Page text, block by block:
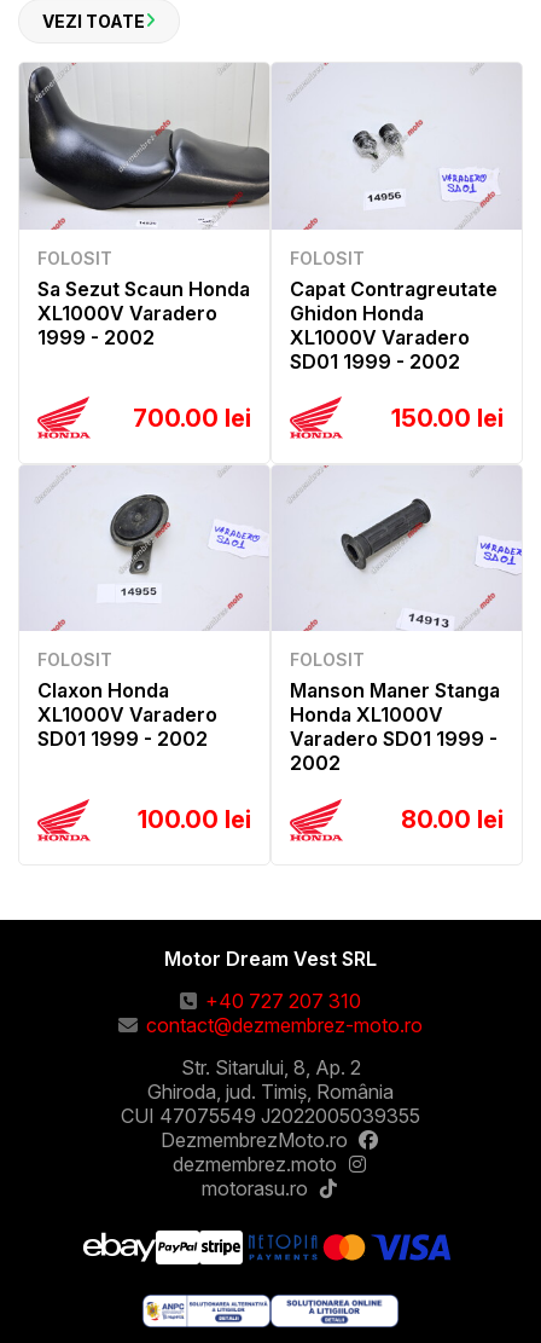
VEZI TOATE
FOLOSIT
Sa Sezut Scaun Honda
XL1000V Varadero
1999 - 2002
700.00 lei
FOLOSIT
Capat Contragreutate
Ghidon Honda
XL1000V Varadero
SD01 1999 - 2002
150.00 lei
FOLOSIT
Claxon Honda
XL1000V Varadero
SD01 1999 - 2002
100.00 lei
FOLOSIT
Manson Maner Stanga
Honda XL1000V
Varadero SD01 1999 -
2002
80.00 lei
Motor Dream Vest SRL
+40 727 207 310
contact@dezmembrez-moto.ro
Str. Sitarului, 8, Ap. 2
Ghiroda, jud. Timiș, România
CUI 47075549 J2022005039355
DezmembrezMoto.ro
dezmembrez.moto
motorasu.ro